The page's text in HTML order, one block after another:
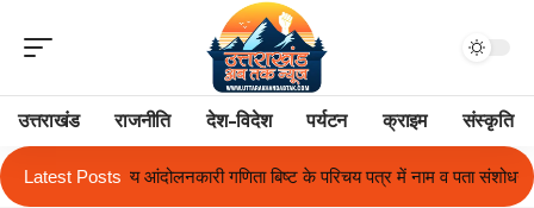
उत्तराखंड राजनीति देश-विदेश पर्यटन क्राइम संस्कृति
Latest Posts
के परिचय पत्र में नाम व पता संशोधन का प्रकरण का हुआ समाधान